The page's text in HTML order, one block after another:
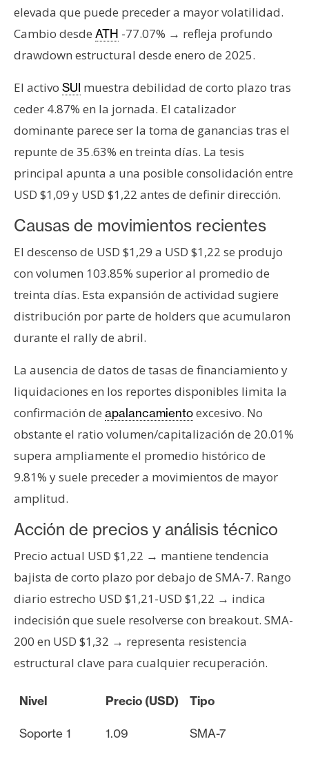
r
e
n
a
T
e
m
a
R
e
c
r
s
s
o
n
t
a
t
y
P
u
b
c
d
elevada que puede preceder a mayor volatilidad.
Cambio desde ATH -77.07% → refleja profundo
drawdown estructural desde enero de 2025.
El activo SUI muestra debilidad de corto plazo tras
ceder 4.87% en la jornada. El catalizador
dominante parece ser la toma de ganancias tras el
repunte de 35.63% en treinta días. La tesis
principal apunta a una posible consolidación entre
USD $1,09 y USD $1,22 antes de definir dirección.
Causas de movimientos recientes
El descenso de USD $1,29 a USD $1,22 se produjo
con volumen 103.85% superior al promedio de
treinta días. Esta expansión de actividad sugiere
distribución por parte de holders que acumularon
durante el rally de abril.
La ausencia de datos de tasas de financiamiento y
liquidaciones en los reportes disponibles limita la
confirmación de apalancamientoexcesivo. No
obstante el ratio volumen/capitalización de 20.01%
supera ampliamente el promedio histórico de
9.81% y suele preceder a movimientos de mayor
amplitud.
Acción de precios y análisis técnico
Precio actual USD $1,22 → mantiene tendencia
bajista de corto plazo por debajo de SMA-7. Rango
diario estrecho USD $1,21-USD $1,22 → indica
indecisión que suele resolverse con breakout. SMA-
200 en USD $1,32 → representa resistencia
estructural clave para cualquier recuperación.
Nivel Precio (USD) Tipo
Soporte 1 1.09 SMA-7